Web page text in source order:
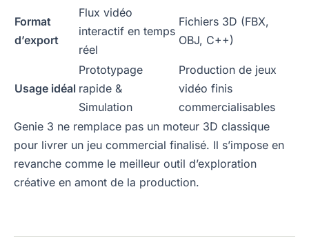
Format
d’export
Flux vidéo
interactif en temps
réel
Fichiers 3D (FBX,
OBJ, C++)
Usage idéal
Prototypage
rapide &
Simulation
Production de jeux
vidéo finis
commercialisables
Genie 3 ne remplace pas un moteur 3D classique
pour livrer un jeu commercial finalisé. Il s’impose en
revanche comme le meilleur outil d’exploration
créative en amont de la production.